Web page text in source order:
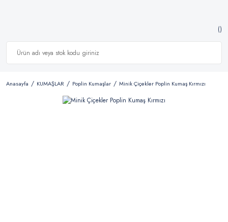
Anasayfa KUMAŞLAR Poplin Kumaşlar Minik Çiçekler Poplin Kumaş Kırmızı